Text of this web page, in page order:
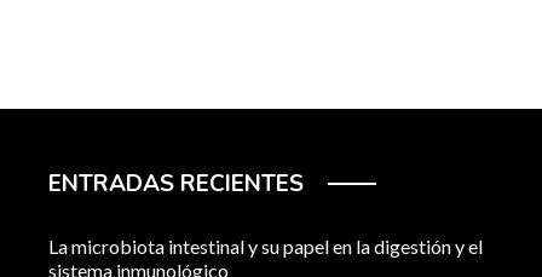
ENTRADAS RECIENTES
La microbiota intestinal y su papel en la digestión y el
sistema inmunológico